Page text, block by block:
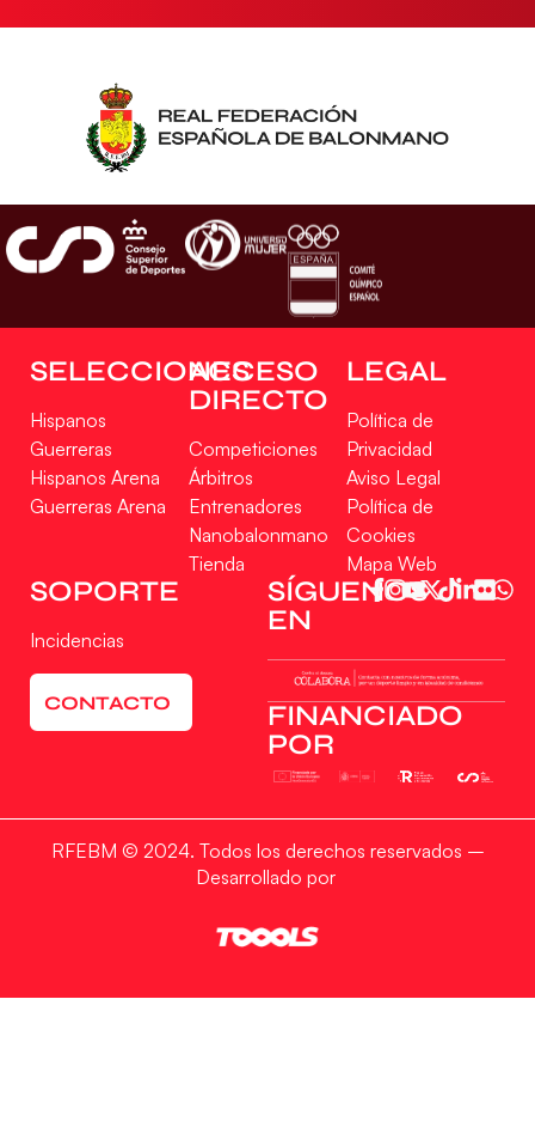
SELECCIONES
Hispanos
Guerreras
Hispanos Arena
Guerreras Arena
ACCESO
DIRECTO
Competiciones
Árbitros
Entrenadores
Nanobalonmano
Tienda
LEGAL
Política de
Privacidad
Aviso Legal
Política de
Cookies
Mapa Web
SOPORTE
Incidencias
CONTACTO
SÍGUENOS
EN
FINANCIADO
POR
RFEBM © 2024. Todos los derechos reservados –
Desarrollado por